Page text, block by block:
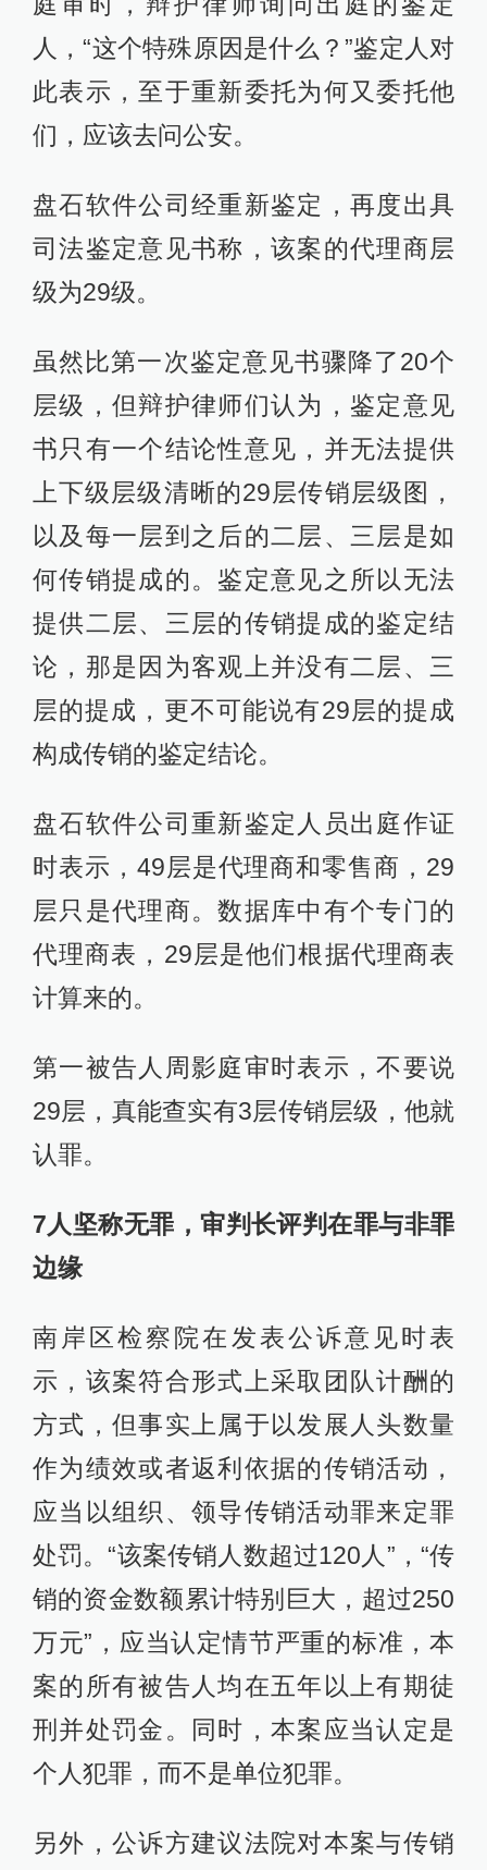
人，“这个特殊原因是什么？”鉴定人对
此表示，至于重新委托为何又委托他
们，应该去问公安。
盘石软件公司经重新鉴定，再度出具
司法鉴定意见书称，该案的代理商层
级为29级。
虽然比第一次鉴定意见书骤降了20个
层级，但辩护律师们认为，鉴定意见
书只有一个结论性意见，并无法提供
上下级层级清晰的29层传销层级图，
以及每一层到之后的二层、三层是如
何传销提成的。鉴定意见之所以无法
提供二层、三层的传销提成的鉴定结
论，那是因为客观上并没有二层、三
层的提成，更不可能说有29层的提成
构成传销的鉴定结论。
盘石软件公司重新鉴定人员出庭作证
时表示，49层是代理商和零售商，29
层只是代理商。数据库中有个专门的
代理商表，29层是他们根据代理商表
计算来的。
第一被告人周影庭审时表示，不要说
29层，真能查实有3层传销层级，他就
认罪。
7人坚称无罪，审判长评判在罪与非罪
边缘
南岸区检察院在发表公诉意见时表
示，该案符合形式上采取团队计酬的
方式，但事实上属于以发展人头数量
作为绩效或者返利依据的传销活动，
应当以组织、领导传销活动罪来定罪
处罚。“该案传销人数超过120人”，“传
销的资金数额累计特别巨大，超过250
万元”，应当认定情节严重的标准，本
案的所有被告人均在五年以上有期徒
刑并处罚金。同时，本案应当认定是
个人犯罪，而不是单位犯罪。
另外，公诉方建议法院对本案与传销